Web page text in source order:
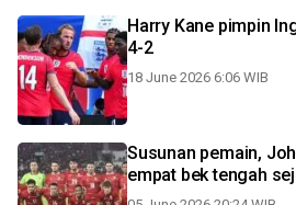
Harry Kane pimpin
4-2
18 June 2026 6:06 WIB
Susunan pemain,
empat bek tengah